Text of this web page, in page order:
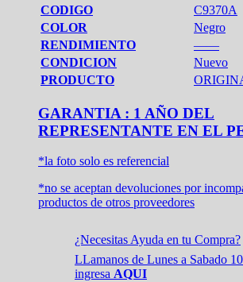
CODIGO
C9370A
COLOR
Negro
RENDIMIENTO
——
CONDICION
Nuevo
PRODUCTO
GARANTIA : 1 AÑO DEL
REPRESENTANTE EN EL
*la foto solo es referencial
*no se aceptan devoluciones por
productos de otros proveedores
¿Necesitas Ayuda en tu Compra?
LLamanos de Lunes a Sabado
ingresa AQUI